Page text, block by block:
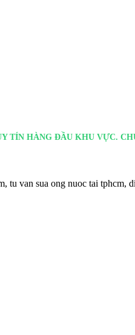
TÍN HÀNG ĐẦU KHU VỰC.
tu van sua ong nuoc tai tphcm,